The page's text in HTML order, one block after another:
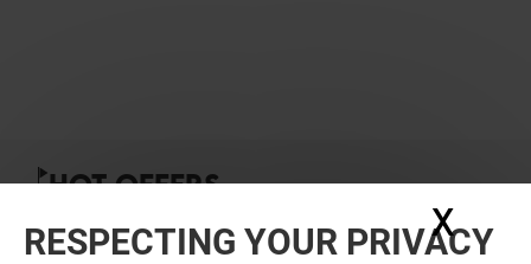
HOT OFFERS
RESPECTING YOUR PRIVACY
X